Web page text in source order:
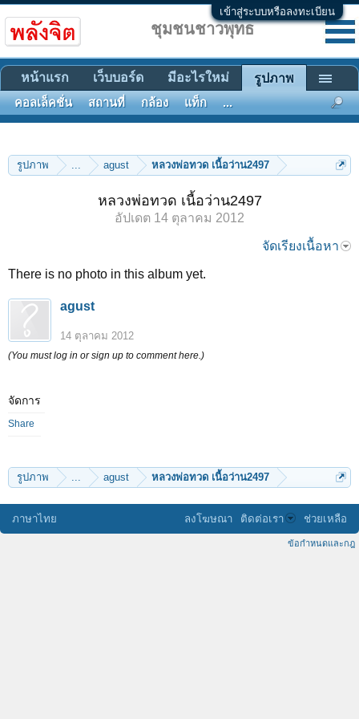
เข้าสู่ระบบหรือลงทะเบียน
รูปภาพ ... agust หลวงพ่อทวด เนื้อว่าน2497
หลวงพ่อทวด เนื้อว่าน2497
อัปเดต 14 ตุลาคม 2012
จัดเรียงเนื้อหา
There is no photo in this album yet.
agust
14 ตุลาคม 2012
(You must log in or sign up to comment here.)
จัดการ
Share
รูปภาพ ... agust หลวงพ่อทวด เนื้อว่าน2497
ชุมชนชาวพุทธ
หน้าแรก เว็บบอร์ด มีอะไรใหม่ รูปภาพ
คอลเล็คชั่น สถานที่ กล้อง แท็ก ...
ภาษาไทย ลงโฆษณา ติดต่อเรา ช่วยเหลือ
ข้อกำหนดและกฎ